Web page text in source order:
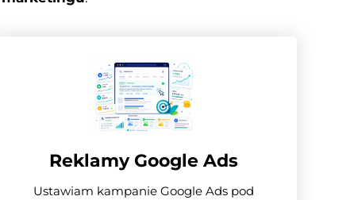
Reklamy Google Ads
Ustawiam kampanie Google Ads pod